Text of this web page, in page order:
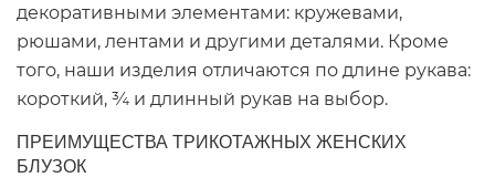
декоративными элементами: кружевами,
рюшами, лентами и другими деталями. Кроме
того, наши изделия отличаются по длине рукава:
короткий, ¾ и длинный рукав на выбор.
ПРЕИМУЩЕСТВА ТРИКОТАЖНЫХ ЖЕНСКИХ
БЛУЗОК